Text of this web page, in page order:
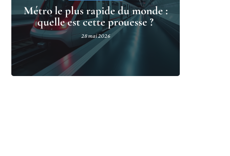
Métro le plus rapide du monde :
quelle est cette prouesse ?
28 mai 2026